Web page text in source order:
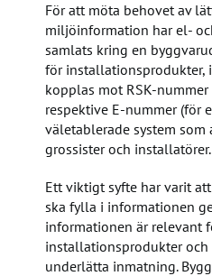
För att möta behovet av
miljöinformation har el-
samlats kring en
för installationsprodukter,
kopplas mot RSK-
respektive E-nummer (för
väletablerade system
grossister och installatörer.
Ett viktigt syfte har varit
ska fylla i informationen
informationen är relevant
installationsprodukter
underlätta inmatning.